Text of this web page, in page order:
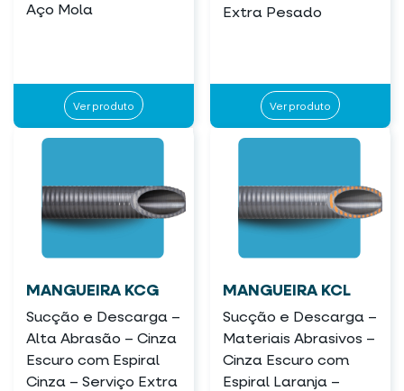
Aço Mola
Ver produto
Extra Pesado
Ver produto
MANGUEIRA KCG
Sucção e Descarga –
Alta Abrasão – Cinza
Escuro com Espiral
Cinza – Serviço Extra
MANGUEIRA KCL
Sucção e Descarga –
Materiais Abrasivos –
Cinza Escuro com
Espiral Laranja –